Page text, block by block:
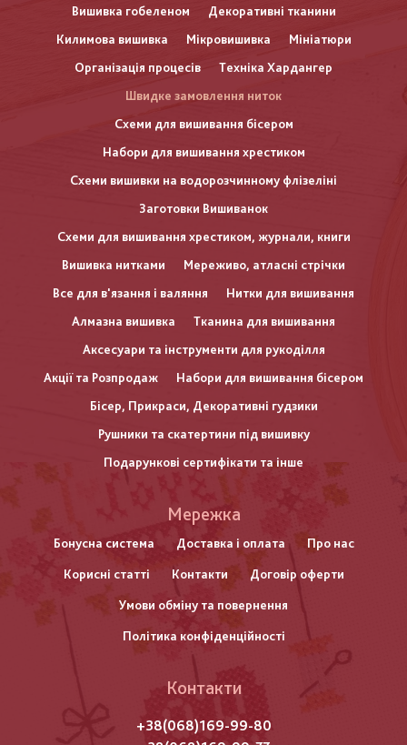
Вишивка гобеленом
Декоративні тканини
Килимова вишивка
Мікровишивка
Мініатюри
Організація процесів
Техніка Хардангер
Швидке замовлення ниток
Схеми для вишивання бісером
Набори для вишивання хрестиком
Схеми вишивки на водорозчинному флізеліні
Заготовки Вишиванок
Схеми для вишивання хрестиком, журнали, книги
Вишивка нитками
Мереживо, атласні стрічки
Все для в'язання і валяння
Нитки для вишивання
Алмазна вишивка
Тканина для вишивання
Аксесуари та інструменти для рукоділля
Акції та Розпродаж
Набори для вишивання бісером
Бісер, Прикраси, Декоративні гудзики
Рушники та скатертини під вишивку
Подарункові сертифікати та інше
нижнього
колонтитулу
Мережка
Бонусна система Доставка і оплата Про нас
Корисні статті Контакти Договір оферти
Умови обміну та повернення
Політика конфіденційності
Контакти
+38(068)169-99-80